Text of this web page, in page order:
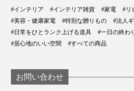
#インテリア #インテリア雑貨 #家電
#リ
#美容・健康家電
#特別な贈りもの
#法人
#日常をひとランク上げる道具
#一日の終わ
#居心地のいい空間
#すべての商品
お問い合わせ